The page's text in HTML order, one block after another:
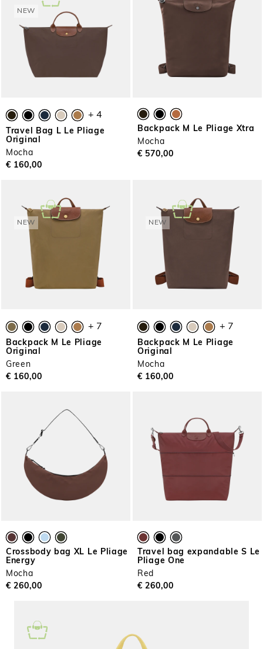
NEW
+ 4
Travel Bag L Le Pliage
Original
Mocha
€ 160,00
Backpack M Le Pliage Xtra
Mocha
€ 570,00
NEW
+ 7
Backpack M Le Pliage
Original
Green
€ 160,00
NEW
+ 7
Backpack M Le Pliage
Original
Mocha
€ 160,00
Crossbody bag XL Le Pliage
Energy
Mocha
€ 260,00
Travel bag expandable S Le
Pliage One
Red
€ 260,00